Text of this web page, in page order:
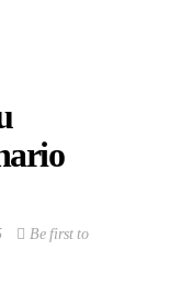
Be first to